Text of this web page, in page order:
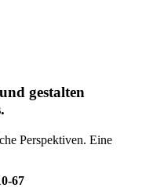
gestalten
Perspektiven. Eine